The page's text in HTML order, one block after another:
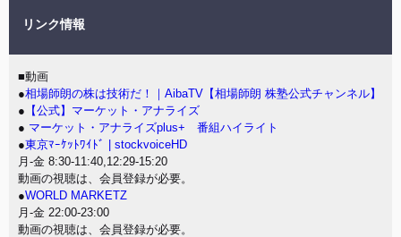
リンク情報
■動画
●相場師朗の株は技術だ！｜AibaTV【相場師朗 株塾公式チャンネル】
● 【公式】マーケット・アナライズ
● マーケット・アナライズplus+ 番組ハイライト
●東京ﾏｰｹｯﾄﾜｲﾄﾞ | stockvoiceHD
月-金 8:30-11:40,12:29-15:20
動画の視聴は、会員登録が必要。
●WORLD MARKETZ
月-金 22:00-23:00
動画の視聴は、会員登録が必要。